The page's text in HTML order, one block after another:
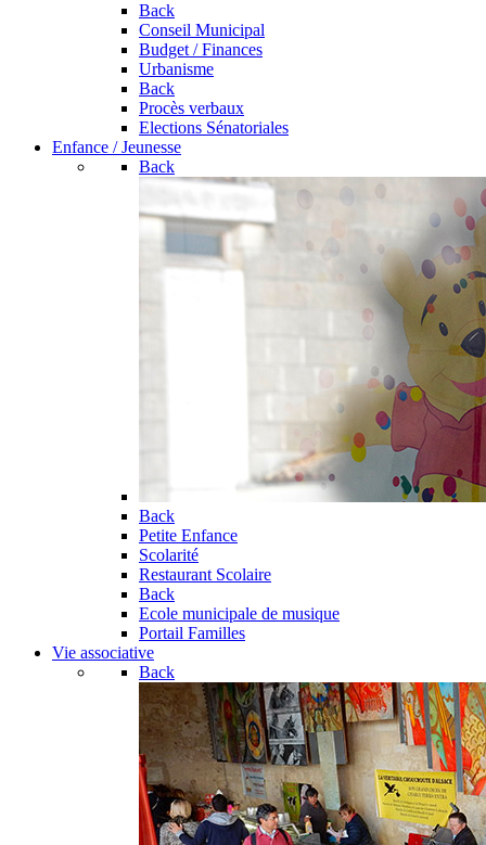
Back
Conseil Municipal
Budget / Finances
Urbanisme
Back
Procès verbaux
Elections Sénatoriales
Enfance / Jeunesse
Back
Back
Petite Enfance
Scolarité
Restaurant Scolaire
Back
Ecole municipale de musique
Portail Familles
Vie associative
Back